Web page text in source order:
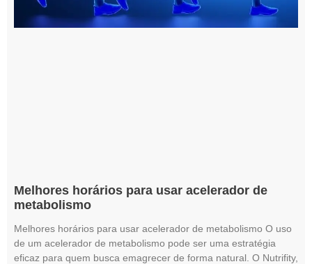
Melhores horários para usar acelerador de
metabolismo
Melhores horários para usar acelerador de metabolismo O uso
de um acelerador de metabolismo pode ser uma estratégia
eficaz para quem busca emagrecer de forma natural. O Nutrifity,